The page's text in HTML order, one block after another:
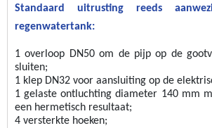
Standaard uitrusting reeds
regenwatertank:
1 overloop DN50 om de pijp op de
sluiten;
1 klep DN32 voor aansluiting op de
1 gelaste ontluchting diameter 140 mm
een hermetisch resultaat;
4 versterkte hoeken;